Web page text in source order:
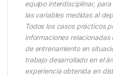
equipo interdisciplinar,
las variables medidas al
Todos los casos prácticos
informaciones
de entrenamiento en
trabajo desarrollado en el
experiencia obtenida en